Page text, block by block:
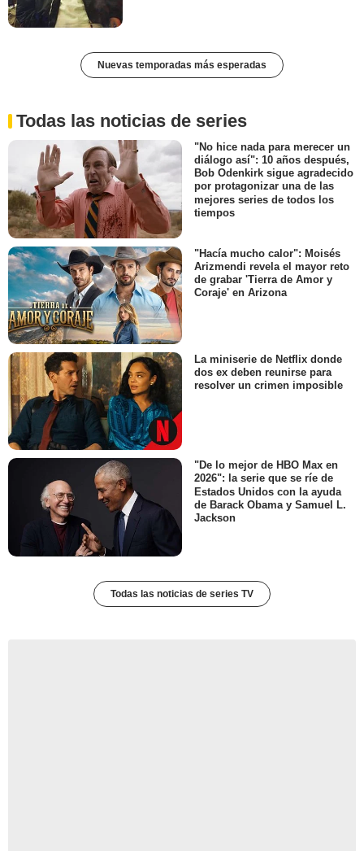
Nuevas temporadas más esperadas
Todas las noticias de series
"No hice nada para merecer un
diálogo así": 10 años después,
Bob Odenkirk sigue agradecido
por protagonizar una de las
mejores series de todos los
tiempos
"Hacía mucho calor": Moisés
Arizmendi revela el mayor reto
de grabar 'Tierra de Amor y
Coraje' en Arizona
La miniserie de Netflix donde
dos ex deben reunirse para
resolver un crimen imposible
"De lo mejor de HBO Max en
2026": la serie que se ríe de
Estados Unidos con la ayuda
de Barack Obama y Samuel L.
Jackson
Todas las noticias de series TV